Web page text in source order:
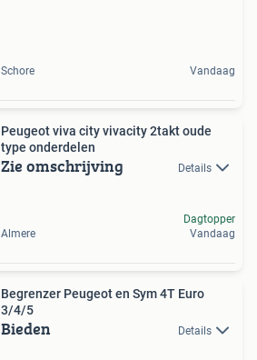
Schore Vandaag
Peugeot viva city vivacity 2takt oude
type onderdelen
Zie omschrijving Details
Almere
Dagtopper
Vandaag
Begrenzer Peugeot en Sym 4T Euro
3/4/5
Bieden Details